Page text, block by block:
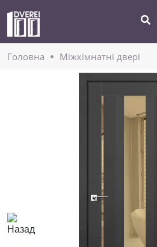
Головнa Міжкімнатні двері